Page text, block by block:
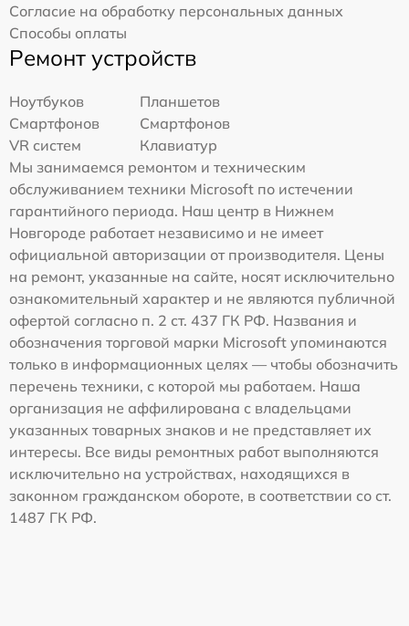
Согласие на обработку персональных данных
Способы оплаты
Ремонт устройств
Ноутбуков
Планшетов
Смартфонов
Смартфонов
VR систем
Клавиатур
Мы занимаемся ремонтом и техническим
обслуживанием техники Microsoft по истечении
гарантийного периода. Наш центр в Нижнем
Новгороде работает независимо и не имеет
официальной авторизации от производителя. Цены
на ремонт, указанные на сайте, носят исключительно
ознакомительный характер и не являются публичной
офертой согласно п. 2 ст. 437 ГК РФ. Названия и
обозначения торговой марки Microsoft упоминаются
только в информационных целях — чтобы обозначить
перечень техники, с которой мы работаем. Наша
организация не аффилирована с владельцами
указанных товарных знаков и не представляет их
интересы. Все виды ремонтных работ выполняются
исключительно на устройствах, находящихся в
законном гражданском обороте, в соответствии со ст.
1487 ГК РФ.